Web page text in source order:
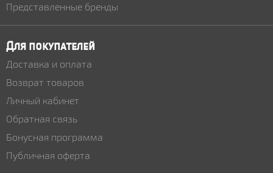
Представленные бренды
Для покупателей
Доставка и оплата
Возврат товаров
Личный кабинет
Обратная связь
Бонусная программа
Публичная оферта